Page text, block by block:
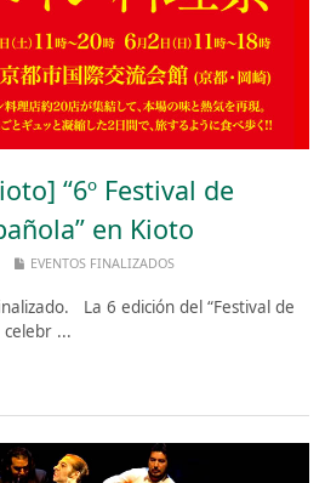
“6º Festival de
en Kioto
EVENTOS FINALIZADOS
La 6 edición del “Festival de
celebr ...